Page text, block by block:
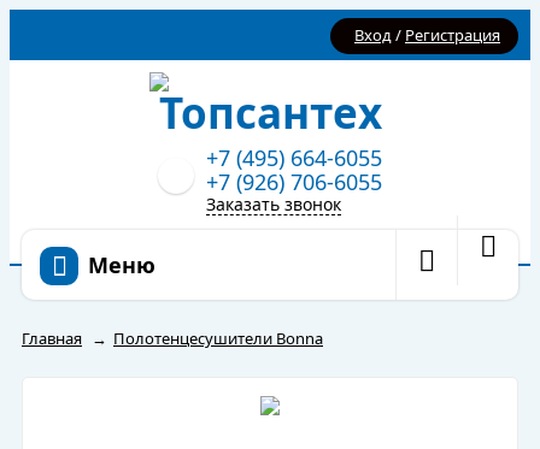
Вход/ Регистрация
+7 (495) 664-6055
+7 (926) 706-6055
Заказать звонок
Меню
Главная → Полотенцесушители Bonna